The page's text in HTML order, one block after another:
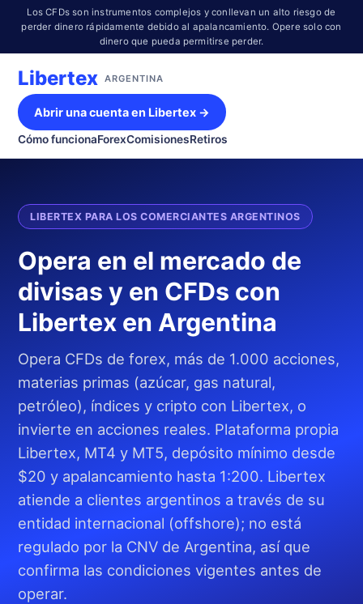
Los CFDs son instrumentos complejos y conllevan un alto riesgo de
perder dinero rápidamente debido al apalancamiento. Opere solo con
dinero que pueda permitirse perder.
Libertex ARGENTINA
Cómo funcionaForexComisionesRetiros
Abrir una cuenta en Libertex →
LIBERTEX PARA LOS COMERCIANTES ARGENTINOS
Opera en el mercado de
divisas y en CFDs con
Libertex en Argentina
Opera CFDs de forex, más de 1.000 acciones,
materias primas (azúcar, gas natural,
petróleo), índices y cripto con Libertex, o
invierte en acciones reales. Plataforma propia
Libertex, MT4 y MT5, depósito mínimo desde
$20 y apalancamiento hasta 1:200. Libertex
atiende a clientes argentinos a través de su
entidad internacional (offshore); no está
regulado por la CNV de Argentina, así que
confirma las condiciones vigentes antes de
operar.